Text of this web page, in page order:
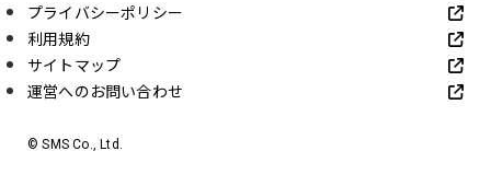
プライバシーポリシー
利用規約
サイトマップ
運営へのお問い合わせ
© SMS Co., Ltd.